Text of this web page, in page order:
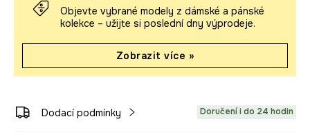
Objevte vybrané modely z dámské a pánské
kolekce – užijte si poslední dny výprodeje.
Zobrazit více »
Dodací podmínky Doručení i do 24 hodin